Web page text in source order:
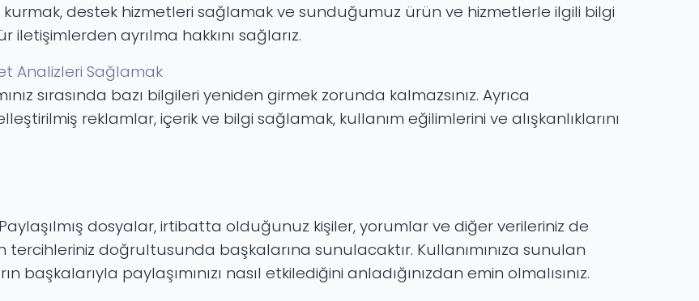
destek hizmetleri sağlamak ve sunduğumuz ürün ve hizmetlerle ilgili bilgi
ayrılma hakkını sağlarız.
Analizleri Sağlamak
sırasında bazı bilgileri yeniden girmek zorunda kalmazsınız. Ayrıca
reklamlar, içerik ve bilgi sağlamak, kullanım eğilimlerini ve alışkanlıklarını
dosyalar, irtibatta olduğunuz kişiler, yorumlar ve diğer verileriniz de
tercihleriniz doğrultusunda başkalarına sunulacaktır. Kullanımınıza sunulan
paylaşımınızı nasıl etkilediğini anladığınızdan emin olmalısınız.